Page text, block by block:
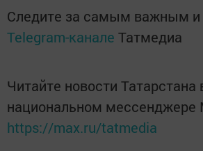
Следите за самым важным и
Telegram-канале Татмедиа
Читайте новости Татарстана
национальном мессенджере
https://max.ru/tatmedia